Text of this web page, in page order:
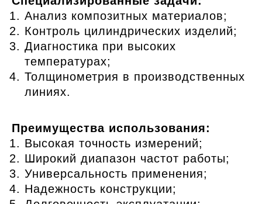
Анализ композитных материалов;
Контроль цилиндрических изделий;
Диагностика при высоких
температурах;
Толщинометрия в производственных
линиях.
Преимущества использования:
Высокая точность измерений;
Широкий диапазон частот работы;
Универсальность применения;
Надежность конструкции;